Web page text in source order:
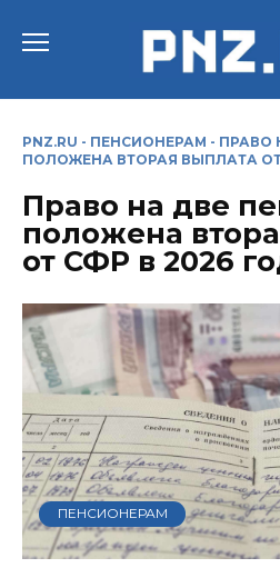
PNZ.RU - ПЕНСИОНЕРАМ - ПРАВО
ПОЛОЖЕНА ВТОРАЯ ВЫПЛАТА
Право на две
положена
от СФР в 2026
ПЕНСИОНЕРАМ